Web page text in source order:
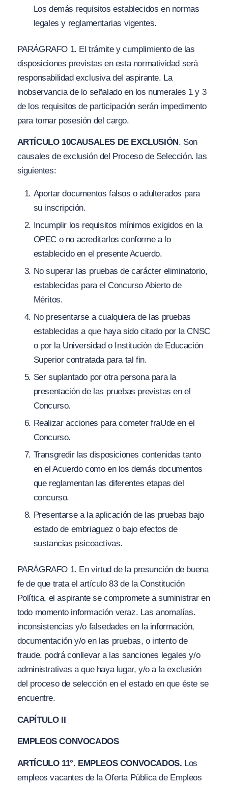
Los demás requisitos establecidos en normas
legales y reglamentarias vigentes.
PARÁGRAFO 1. El trámite y cumplimiento de las
disposiciones previstas en esta normatividad será
responsabilidad exclusiva del aspirante. La
inobservancia de lo señalado en los numerales 1 y 3
de los requisitos de participación serán impedimento
para tomar posesión del cargo.
ARTÍCULO 10CAUSALES DE EXCLUSIÓN. Son
causales de exclusión del Proceso de Selección. las
siguientes:
Aportar documentos falsos o adulterados para
su inscripción.
Incumplir los requisitos mínimos exigidos en la
OPEC o no acreditarlos conforme a lo
establecido en el presente Acuerdo.
No superar las pruebas de carácter eliminatorio,
establecidas para el Concurso Abierto de
Méritos.
No presentarse a cualquiera de las pruebas
establecidas a que haya sido citado por la CNSC
o por la Universidad o Institución de Educación
Superior contratada para tal fin.
Ser suplantado por otra persona para la
presentación de las pruebas previstas en el
Concurso.
Realizar acciones para cometer fraUde en el
Concurso.
Transgredir las disposiciones contenidas tanto
en el Acuerdo como en los demás documentos
que reglamentan las diferentes etapas del
concurso.
Presentarse a la aplicación de las pruebas bajo
estado de embriaguez o bajo efectos de
sustancias psicoactivas.
PARÁGRAFO 1. En virtud de la presunción de buena
fe de que trata el artículo 83 de la Constitución
Política, el aspirante se compromete a suministrar en
todo momento información veraz. Las anomalías.
inconsistencias y/o falsedades en la información,
documentación y/o en las pruebas, o intento de
fraude. podrá conllevar a las sanciones legales y/o
administrativas a que haya lugar, y/o a la exclusión
del proceso de selección en el estado en que éste se
encuentre.
CAPÍTULO II
EMPLEOS CONVOCADOS
ARTÍCULO 11°. EMPLEOS CONVOCADOS. Los
empleos vacantes de la Oferta Pública de Empleos